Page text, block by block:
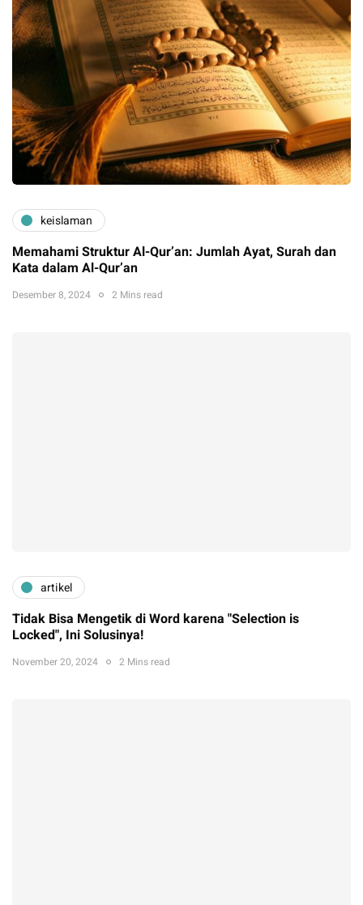
keislaman
Memahami Struktur Al-Qur’an: Jumlah Ayat, Surah dan
Kata dalam Al-Qur’an
Desember 8, 2024 2 Mins read
artikel
Tidak Bisa Mengetik di Word karena "Selection is
Locked", Ini Solusinya!
November 20, 2024 2 Mins read